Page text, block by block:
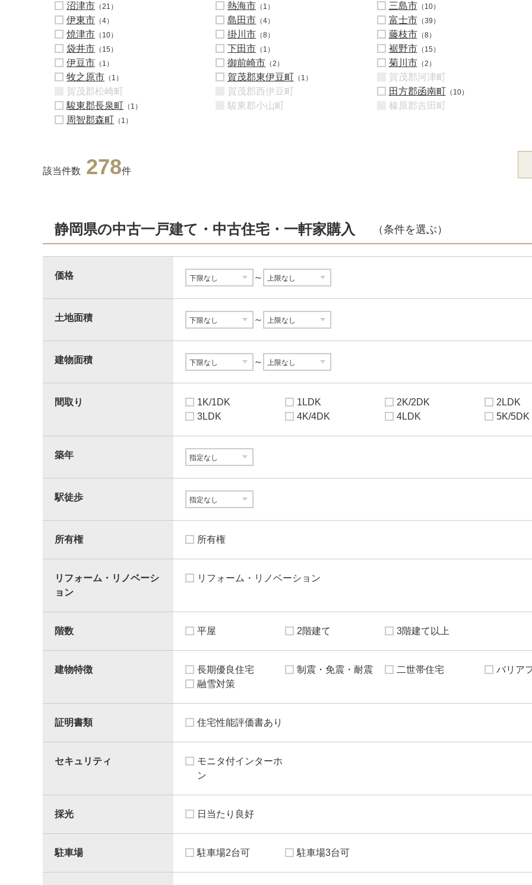
沼津市 （21） 熱海市 （1） 三島市 （10）
伊東市 （4） 島田市 （4） 富士市 （39）
焼津市 （10） 掛川市 （8） 藤枝市 （8）
袋井市 （15） 下田市 （1） 裾野市 （15）
伊豆市 （1） 御前崎市 （2） 菊川市 （2）
牧之原市 （1） 賀茂郡東伊豆町 （1） 賀茂郡河津町
賀茂郡松崎町
賀茂郡西伊豆町 田方郡函南町 （10）
駿東郡長泉町 （1） 駿東郡小山町 榛原郡吉田町
周智郡森町 （1）
該当件数 278件
静岡県の中古一戸建て・中古住宅・一軒家購入 （条件を選ぶ）
価格 ～
土地面積 ～
建物面積 ～
間取り 1K/1DK 1LDK 2K/2DK 2LDK
3LDK
4K/4DK 4LDK 5K/5DK
築年
駅徒歩
所有権 所有権
リフォーム・リノベーシ
ョン
リフォーム・リノベーション
階数 平屋 2階建て 3階建て以上
建物特徴 長期優良住宅 制震・免震・耐震 二世帯住宅 バリア
融雪対策
証明書類 住宅性能評価書あり
セキュリティ
モニタ付インターホ
ン
採光 日当たり良好
駐車場 駐車場2台可 駐車場3台可